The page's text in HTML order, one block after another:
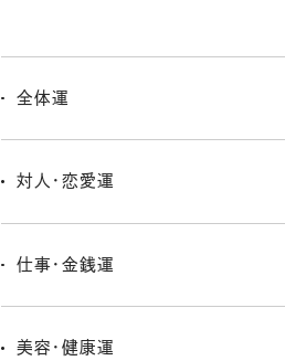
全体運
れないし、学んだり自分を高めたりする
対人・恋愛運
さ。これまでは何となくで避けていたご
仕事・金銭運
ちを大切に行動すれば、きっと宝物が手
美容・健康運